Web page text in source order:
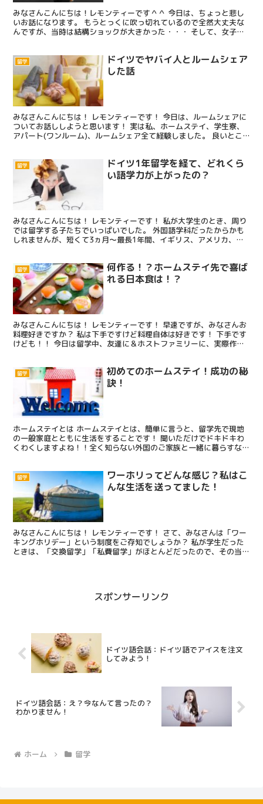
みなさんこんにちは！レモンティーです＾＾ 今日は、ちょっと悲し
いお話になります。 もうとっくに吹っ切れているので全然大丈夫な
んですが、当時は結構ショックが大きかった・・・ そして、女子は
留学
ドイツでヤバイ人とルームシェア
した話
みなさんこんにちは！ レモンティーです！ 今日は、ルームシェアに
ついてお話ししようと思います！ 実は私、ホームステイ、学生寮、
アパート(ワンルーム)、ルームシェア全て経験しました。 良いとこ
留学
ドイツ1年留学を経て、どれくら
い語学力が上がったの？
みなさんこんにちは！ レモンティーです！ 私が大学生のとき、周り
では留学する子たちでいっぱいでした。 外国語学科だったからかも
しれませんが、短くて3ヵ月～最長1年間、イギリス、アメリカ、オ
留学
何作る！？ホームステイ先で喜ば
れる日本食は！？
みなさんこんにちは！ レモンティーです！ 早速ですが、みなさんお
料理好きですか？ 私は下手ですけど料理自体は好きです！ 下手です
けども！！ 今日は留学中、友達に＆ホストファミリーに、実際作っ
留学
初めてのホームステイ！成功の秘
訣！
ホームステイとは ホームステイとは、簡単に言うと、留学先で現地
の一般家庭とともに生活をすることです！ 聞いただけでドキドキわ
くわくしますよね！！全く知らない外国のご家族と一緒に暮らすなん
留学
ワーホリってどんな感じ？私はこ
んな生活を送ってました！
みなさんこんにちは！ レモンティーです！ さて、みなさんは「ワー
キングホリデー」という制度をご存知でしょうか？ 私が学生だった
ときは、「交換留学」「私費留学」がほとんどだったので、その当時
スポンサーリンク
ドイツ語会話：ドイツ語でアイスを注文
してみよう！
ドイツ語会話：え？今なんて言ったの？
わかりません！
ホーム 留学